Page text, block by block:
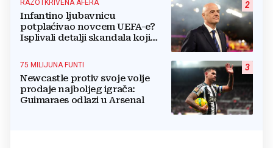
2
RAZOTKRIVENA AFERA
Infantino ljubavnicu
potplaćivao novcem UEFA-e?
Isplivali detalji skandala koji
3
75 MILIJUNA FUNTI
Newcastle protiv svoje volje
prodaje najboljeg igrača:
Guimaraes odlazi u Arsenal